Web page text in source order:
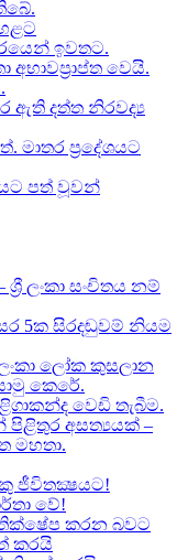
ඉවතට​.
වෙයි.
ඇති දත්ත නිරවද්‍ය
මාතර ප්‍රදේශයට
පත් වූවන්
ලංකා සංචිතය නම්
5ක සිරදඬුවම් නියම
ලෝක කුසලාන
කෙරේ.
වෙඩි තැබීම​.
පිළිතුර අසත්‍යයක් –
මහතා.
ජීවිතක්‍ෂයට​!
වේ!
කරන බවට
කරයි